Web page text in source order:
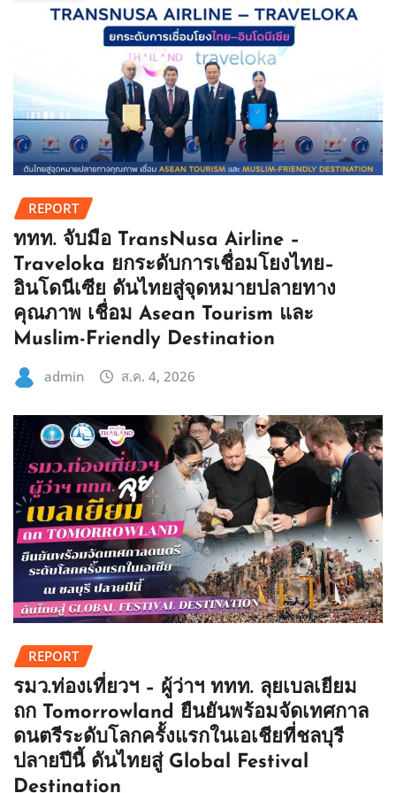
REPORT
ททท. จับมือ TransNusa Airline –
Traveloka ยกระดับการเชื่อมโยงไทย–
อินโดนีเซีย ดันไทยสู่จุดหมายปลายทาง
คุณภาพ เชื่อม Asean Tourism และ
Muslim-Friendly Destination
admin ส.ค. 4, 2026
REPORT
รมว.ท่องเที่ยวฯ – ผู้ว่าฯ ททท. ลุยเบลเยียม
ถก Tomorrowland ยืนยันพร้อมจัดเทศกาล
ดนตรีระดับโลกครั้งแรกในเอเชียที่ชลบุรี
ปลายปีนี้ ดันไทยสู่ Global Festival
Destination